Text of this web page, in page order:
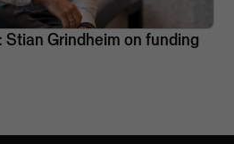
Stian Grindheim on funding